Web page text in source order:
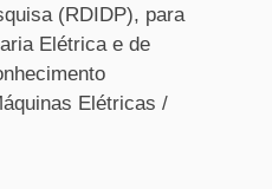
(RDIDP), para
Elétrica e de
Elétricas /